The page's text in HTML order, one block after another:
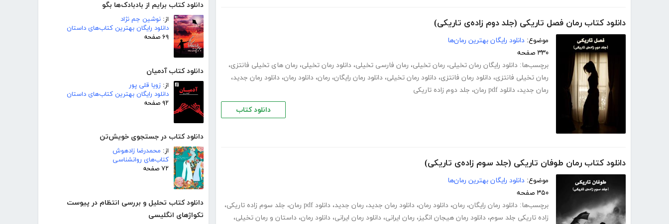
دانلود کتاب برایم از بادبادک‌ها بگو
از: نوشین جم نژاد
دانلود رایگان بهترین کتاب‌های داستان
۶۹ صفحه
دانلود کتاب آدمیان
از: زویا قلی پور
دانلود رایگان بهترین کتاب‌های داستان
۹۲ صفحه
دانلود کتاب در جستجوی خویش‌تن
از: محمدرضا زادهوش
کتاب‌های روانشناسی
۷۲ صفحه
دانلود کتاب تحلیل و بررسی انتظام در پیوست
تکواژهای انگلیسی
دانلود کتاب رمان فصل تاریکی (جلد دوم زاده‌ی تاریکی)
موضوع: دانلود رایگان بهترین رمان‌ها
۳۳۰ صفحه
برچسب‌ها: دانلود رایگان رمان تخیلی، رمان تخیلی، رمان فارسی تخیلی، دانلود رمان تخیلی، رمان های تخیلی فانتزی،
رمان تخیلی فانتزی، دانلود رمان فانتزی، دانلود رمان تخیلی، دانلود رمان رایگان، رمان، دانلود رمان، دانلود رمان جدید،
رمان جدید، دانلود pdf رمان ، جلد دوم زاده تاریکی
دانلود کتاب
دانلود کتاب رمان طوفان تاریکی (جلد سوم زاده‌ی تاریکی)
موضوع: دانلود رایگان بهترین رمان‌ها
۳۵۰ صفحه
برچسب‌ها: دانلود رمان رایگان، رمان، دانلود رمان، دانلود رمان جدید، رمان جدید، دانلود pdf رمان ، جلد سوم زاده تاریکی،
زاده تاریکی جلد سوم، دانلود رمان هیجان انگیز، رمان ایرانی، دانلود رمان ایرانی، دانلود رمان، داستان و رمان تخیلی،